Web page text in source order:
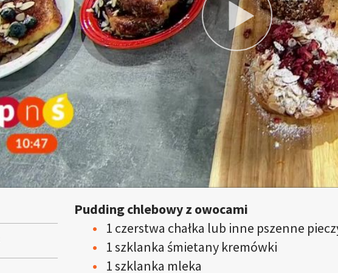
Pudding chlebowy z owocami
1 czerstwa chałka lub inne pszenne
1 szklanka śmietany kremówki
1 szklanka mleka